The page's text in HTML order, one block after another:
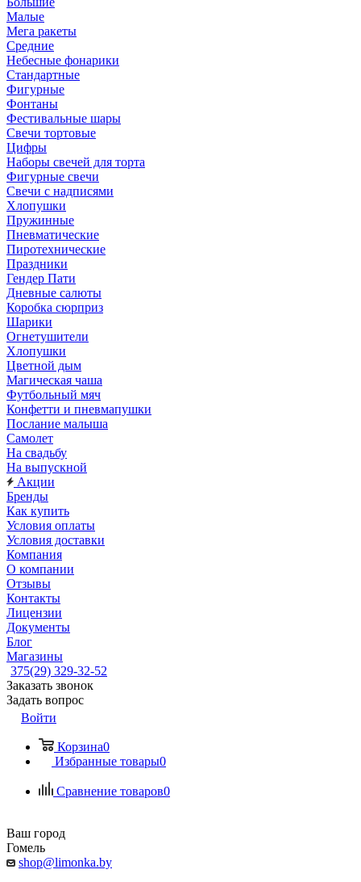
Малые
Мега ракеты
Средние
Небесные фонарики
Стандартные
Фигурные
Фонтаны
Фестивальные шары
Свечи тортовые
Цифры
Наборы свечей для торта
Фигурные свечи
Свечи с надписями
Хлопушки
Пружинные
Пневматические
Пиротехнические
Праздники
Гендер Пати
Дневные салюты
Коробка сюрприз
Шарики
Огнетушители
Хлопушки
Цветной дым
Магическая чаша
Футбольный мяч
Конфетти и пневмапушки
Послание малыша
Самолет
На свадьбу
На выпускной
Акции
Бренды
Как купить
Условия оплаты
Условия доставки
Компания
О компании
Отзывы
Контакты
Лицензии
Документы
Блог
Магазины
375(29) 329-32-52
Заказать звонок
Задать вопрос
Войти
Корзина0
Избранные товары0
Сравнение товаров0
Ваш город
Гомель
shop@limonka.by